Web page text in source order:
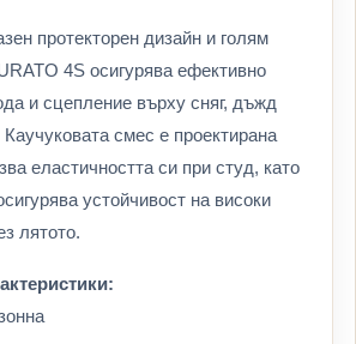
протекторен дизайн и голям
4S осигурява ефективно
и сцепление върху сняг, дъжд
смес е проектирана
еластичността си при студ, като
устойчивост на високи
лятото.